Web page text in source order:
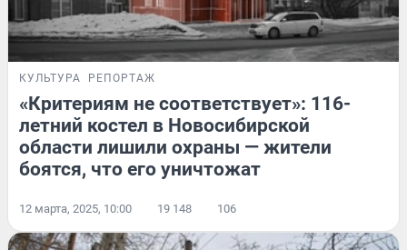
КУЛЬТУРА РЕПОРТАЖ
«Критериям не соответствует»: 116-
летний костел в Новосибирской
области лишили охраны — жители
боятся, что его уничтожат
12 марта, 2025, 10:00 19 148 106